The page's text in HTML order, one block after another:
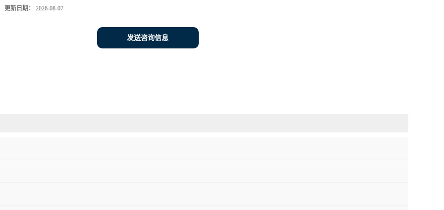
更新日期： 2026-08-07
发送咨询信息